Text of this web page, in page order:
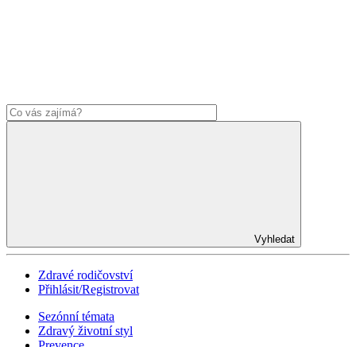
Vyhledat
Zdravé rodičovství
Přihlásit/Registrovat
Sezónní témata
Zdravý životní styl